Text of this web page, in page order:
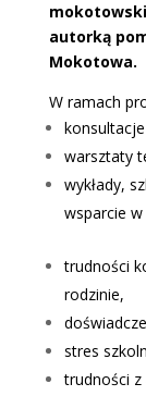
autorką
Mokotowa.
W ramach
warsztaty
wykłady,
wsparcie
trudności
rodzinie,
stres
trudności z